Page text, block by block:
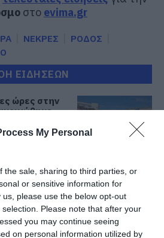
My Personal
the sale, sharing to third parties, or
or sensitive information for
please use the below opt-out
Please note that after your
you may continue seeing
on personal information utilized by
στο evima.gr
ΝΕΚΡΕΣ
ΡΟΔΟΣ
ΕΙΔΗΣΕΩΝ
ώρες στην
–
διασώστες
τομέα
στους